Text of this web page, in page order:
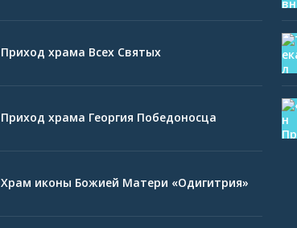
Приход храма Всех Святых
Приход храма Георгия Победоносца
Храм иконы Божией Матери «Одигитрия»